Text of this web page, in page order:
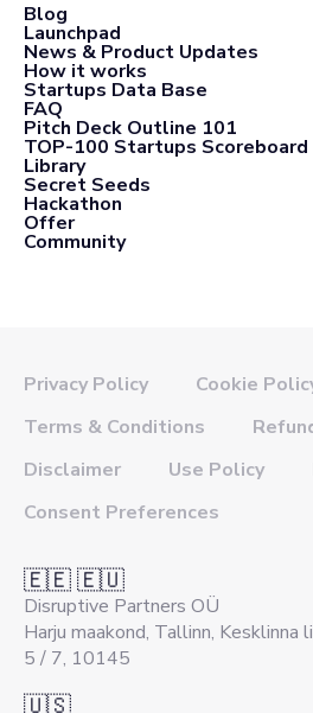
Blog
Launchpad
News & Product Updates
How it works
Startups Data Base
FAQ
Pitch Deck Outline 101
TOP-100 Startups Scoreboard
Library
Secret Seeds
Hackathon
Offer
Community
Privacy Policy
Cookie
Terms & Conditions
Disclaimer
Use Policy
Consent Preferences
🇪🇪 🇪🇺
Disruptive Partners OÜ
Harju maakond, Tallinn, Kesklinna
5 / 7, 10145
🇺🇸